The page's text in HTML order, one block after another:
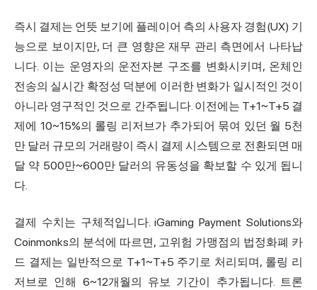
즉시 결제는 언뜻 보기에 플레이어 측의 사용자 경험(UX) 기
능으로 보이지만, 더 큰 영향은 재무 관리 측면에서 나타납
니다. 이는 운영자의 운전자본 구조를 변화시키며, 온체인
전송의 실시간 확정성 덕분에 이러한 변화가 일시적인 것이
아니라 영구적인 것으로 간주됩니다. 이전에는 T+1~T+5 결
제에 10~15%의 롤링 리저브가 추가되어 묶여 있던 월 5천
만 달러 규모의 거래량이 즉시 결제 시스템으로 전환되면 매
달 약 500만~600만 달러의 유동성을 확보할 수 있게 됩니
다.
결제 수치는 구체적입니다. iGaming Payment Solutions와
Coinmonks의 분석에 따르면, 고위험 가맹점의 법정화폐 카
드 결제는 일반적으로 T+1~T+5 주기로 처리되며, 롤링 리
저브로 인해 6~12개월의 유보 기간이 추가됩니다. 트론